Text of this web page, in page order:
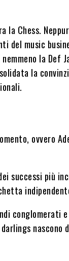
la Chess.
del music
la Def
la
ovvero
successi più
conglomerati
nascono